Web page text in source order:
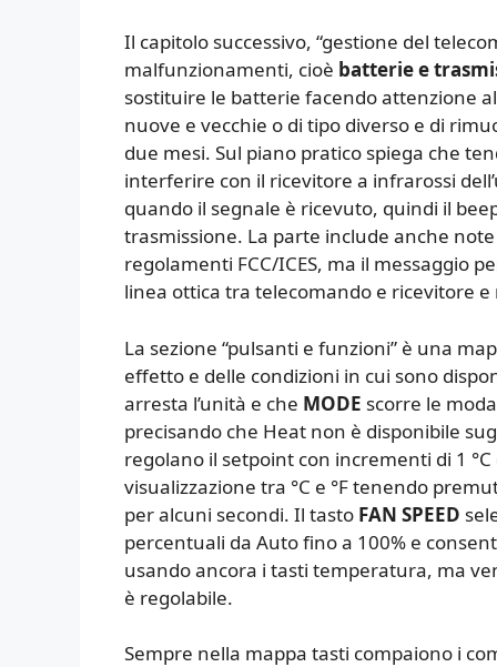
Il capitolo successivo, “gestione del
malfunzionamenti, cioè batterie e
sostituire le batterie facendo attenzione
nuove e vecchie o di tipo diverso e di
due mesi. Sul piano pratico spiega che
interferire con il ricevitore a infrarossi
quando il segnale è ricevuto, quindi il
trasmissione. La parte include anche
regolamenti FCC/ICES, ma il messaggio
linea ottica tra telecomando e ricevitore
La sezione “pulsanti e funzioni” è una
effetto e delle condizioni in cui sono
arresta l’unità e che MODE scorre le
precisando che Heat non è disponibile
regolano il setpoint con incrementi di 1
visualizzazione tra °C e °F tenendo
per alcuni secondi. Il tasto FAN SPEED
percentuali da Auto fino a 100% e
usando ancora i tasti temperatura, ma
è regolabile.
Sempre nella mappa tasti compaiono i